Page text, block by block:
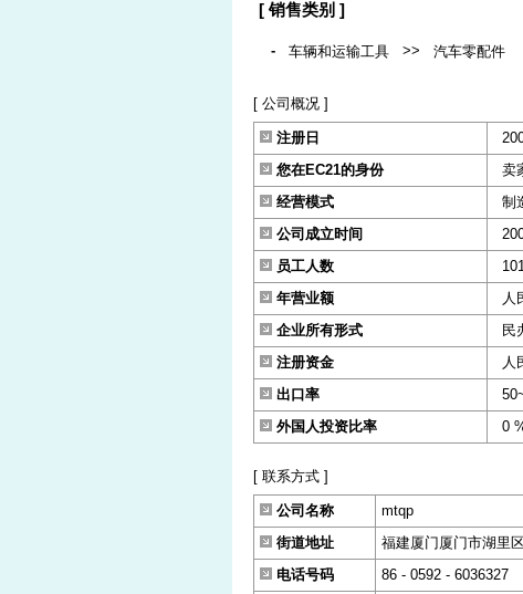
[ 销售类别 ]
- 车辆和运输工具 >> 汽车零配件
[ 公司概况 ]
注册日
您在EC21的身份
卖
经营模式
制
公司成立时间
员工人数
年营业额
人
企业所有形式
民
注册资金
人
出口率
外国人投资比率
0
[ 联系方式 ]
公司名称
mtqp
街道地址
福建厦门厦门市湖里
电话号码
86 - 0592 - 6036327